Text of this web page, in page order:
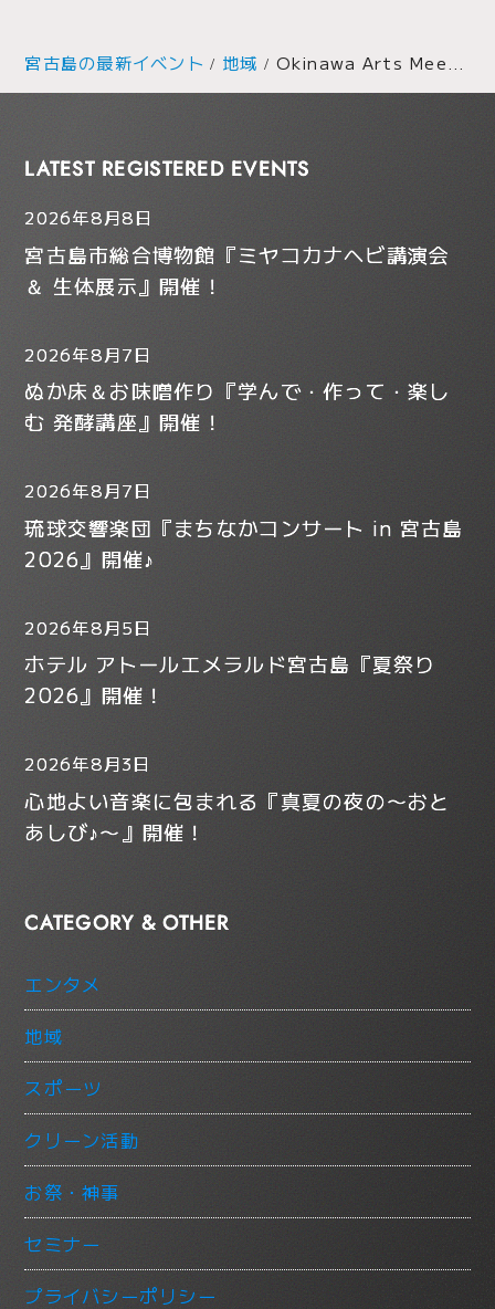
宮古島の最新イベント 地域 Okinawa Arts Meeting〈宮古島会場〉
LATEST REGISTERED EVENTS
2026年8月8日
宮古島市総合博物館『ミヤコカナヘビ講演会
＆ 生体展示』開催！
2026年8月7日
ぬか床＆お味噌作り『学んで・作って・楽し
む 発酵講座』開催！
2026年8月7日
琉球交響楽団『まちなかコンサート in 宮古島
2026』開催♪
2026年8月5日
ホテル アトールエメラルド宮古島『夏祭り
2026』開催！
2026年8月3日
心地よい音楽に包まれる『真夏の夜の〜おと
あしび♪〜』開催！
CATEGORY & OTHER
エンタメ
地域
スポーツ
クリーン活動
お祭・神事
セミナー
プライバシーポリシー